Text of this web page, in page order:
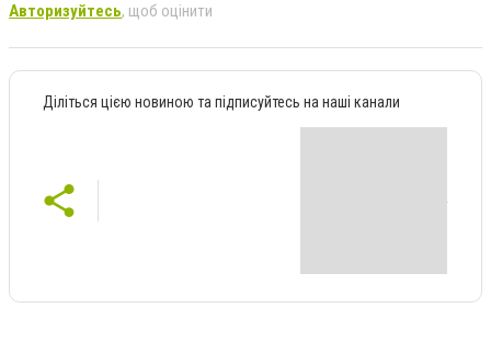
Авторизуйтесь, щоб оцінити
Діліться цією новиною та підписуйтесь на наші канали